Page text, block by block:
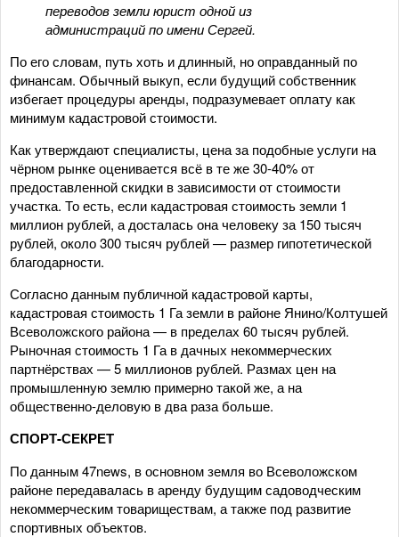
переводов земли юрист одной из
администраций по имени Сергей.
По его словам, путь хоть и длинный, но оправданный по
финансам. Обычный выкуп, если будущий собственник
избегает процедуры аренды, подразумевает оплату как
минимум кадастровой стоимости.
Как утверждают специалисты, цена за подобные услуги на
чёрном рынке оценивается всё в те же 30-40% от
предоставленной скидки в зависимости от стоимости
участка. То есть, если кадастровая стоимость земли 1
миллион рублей, а досталась она человеку за 150 тысяч
рублей, около 300 тысяч рублей — размер гипотетической
благодарности.
Согласно данным публичной кадастровой карты,
кадастровая стоимость 1 Га земли в районе Янино/Колтушей
Всеволожского района — в пределах 60 тысяч рублей.
Рыночная стоимость 1 Га в дачных некоммерческих
партнёрствах — 5 миллионов рублей. Размах цен на
промышленную землю примерно такой же, а на
общественно-деловую в два раза больше.
СПОРТ-СЕКРЕТ
По данным 47news, в основном земля во Всеволожском
районе передавалась в аренду будущим садоводческим
некоммерческим товариществам, а также под развитие
спортивных объектов.